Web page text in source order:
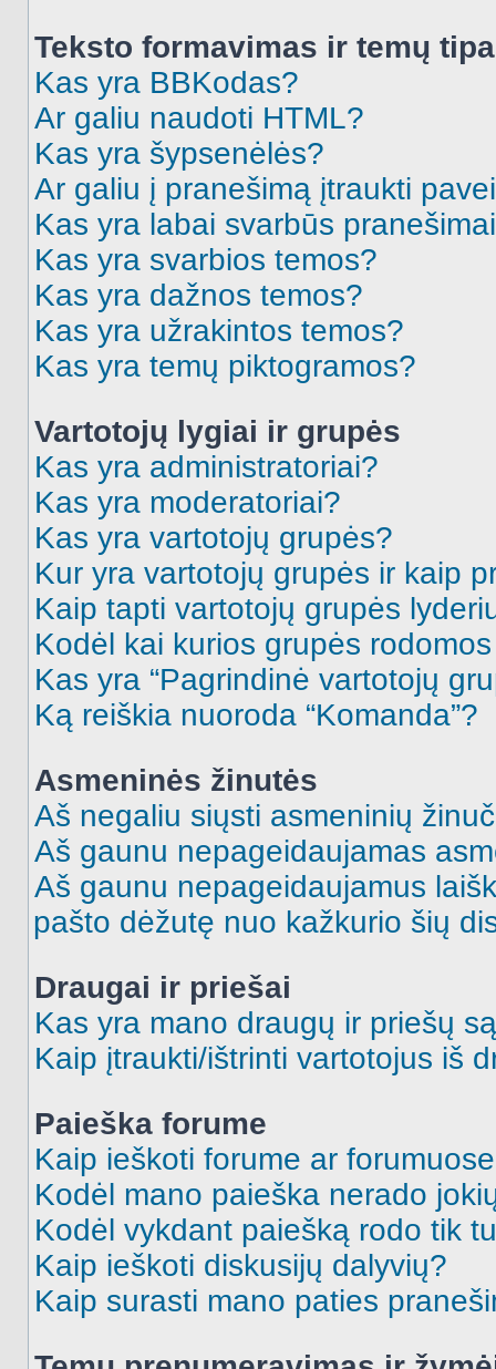
Teksto formavimas ir temų
Kas yra BBKodas?
Ar galiu naudoti HTML?
Kas yra šypsenėlės?
Ar galiu į pranešimą įtraukti
Kas yra labai svarbūs
Kas yra svarbios temos?
Kas yra dažnos temos?
Kas yra užrakintos temos?
Kas yra temų piktogramos?
Vartotojų lygiai ir grupės
Kas yra administratoriai?
Kas yra moderatoriai?
Kas yra vartotojų grupės?
Kur yra vartotojų grupės ir kaip
Kaip tapti vartotojų grupės
Kodėl kai kurios grupės
Kas yra “Pagrindinė vartotojų
Ką reiškia nuoroda “Komanda”?
Asmeninės žinutės
Aš negaliu siųsti asmeninių
Aš gaunu nepageidaujamas
Aš gaunu nepageidaujamus
pašto dėžutę nuo kažkurio šių
Draugai ir priešai
Kas yra mano draugų ir priešų
Kaip įtraukti/ištrinti vartotojus iš
Paieška forume
Kaip ieškoti forume ar
Kodėl mano paieška nerado
Kodėl vykdant paiešką rodo tik
Kaip ieškoti diskusijų dalyvių?
Kaip surasti mano paties